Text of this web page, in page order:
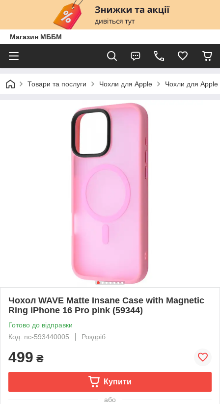
Магазин МББМ
Товари та послуги Чохли для Apple Чохли для Apple
Чохол WAVE Matte Insane Case with Magnetic
Ring iPhone 16 Pro pink (59344)
Готово до відправки
Код: nc-593440005
Роздріб
499 ₴
Купити
або